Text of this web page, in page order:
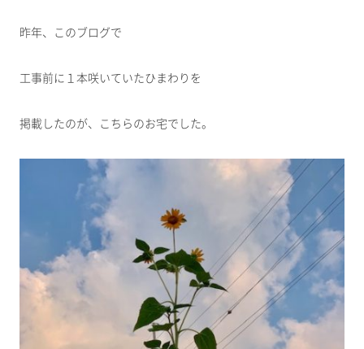
昨年、このブログで
工事前に１本咲いていたひまわりを
掲載したのが、こちらのお宅でした。